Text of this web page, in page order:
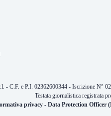
- C.F. e P.I. 02362600344 - Iscrizione N°
Testata giornalistica registrata
privacy -Data Protection Officer